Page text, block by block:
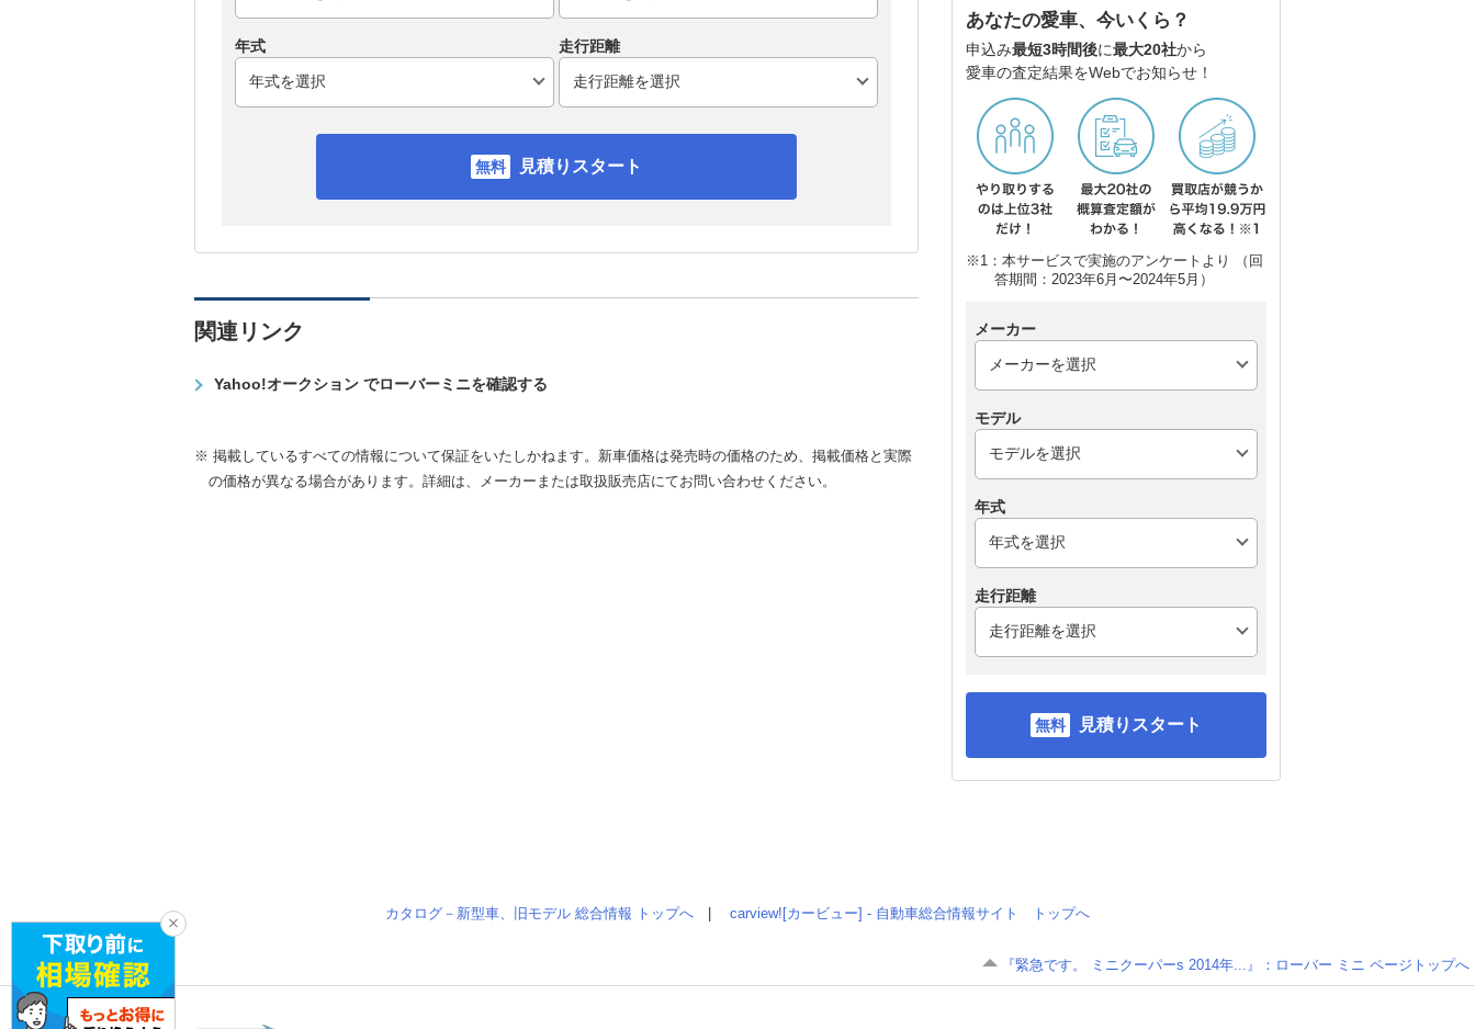
年式 走行距離
見積りスタート
関連リンク
Yahoo!オークション でローバーミニを確認する
※ 掲載しているすべての情報について保証をいたしかねます。新車価格は発売時の価格のため、掲載価格と実際
の価格が異なる場合があります。詳細は、メーカーまたは取扱販売店にてお問い合わせください。
あなたの愛車、今いくら？
申込み最短3時間後に最大20社から
愛車の査定結果をWebでお知らせ！
※1：本サービスで実施のアンケートより （回
答期間：2023年6月〜2024年5月）
メーカー
モデル
年式
走行距離
見積りスタート
カタログ－新型車、旧モデル 総合情報 トップへ carview![カービュー] - 自動車総合情報サイト トップへ
『緊急です。 ミニクーパーs 2014年...』：ローバー ミニ ページトップへ